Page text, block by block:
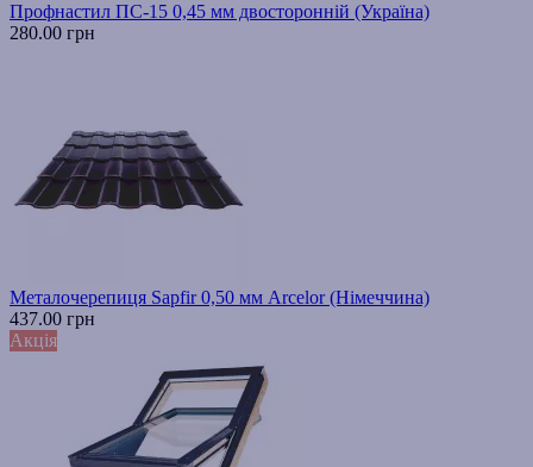
Профнастил ПС-15 0,45 мм двосторонній (Україна)
280.00 грн
Металочерепиця Sapfir 0,50 мм Arcelor (Німеччина)
437.00 грн
Акція